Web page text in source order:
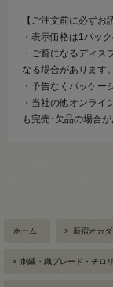
【ご注文前に必ずお
・表示価格は1パック
・ご覧になるディ
なる場合があります。
・予告なくパッケー
・当社の他オンライ
も完売･欠品の場合
ホーム > 新宿オカダ
> 刺繍・織ブレード・チロ